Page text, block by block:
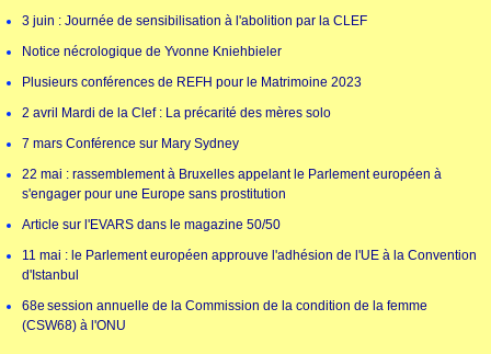
3 juin : Journée de sensibilisation à l'abolition par la CLEF
Notice nécrologique de Yvonne Kniehbieler
Plusieurs conférences de REFH pour le Matrimoine 2023
2 avril Mardi de la Clef : La précarité des mères solo
7 mars Conférence sur Mary Sydney
22 mai : rassemblement à Bruxelles appelant le Parlement européen à
s'engager pour une Europe sans prostitution
Article sur l'EVARS dans le magazine 50/50
11 mai : le Parlement européen approuve l'adhésion de l'UE à la Convention
d'Istanbul
68e session annuelle de la Commission de la condition de la femme
(CSW68) à l'ONU